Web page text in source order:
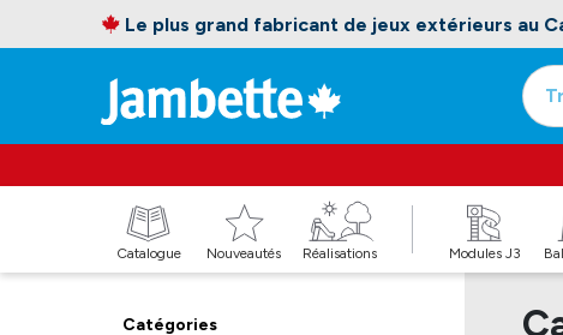
Le plus grand fabricant de jeux extérieurs au
Catalogue Nouveautés Réalisations Modules J3
Catégories